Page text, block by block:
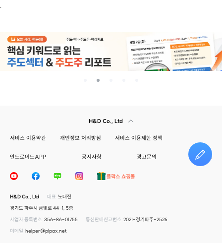
.
H&D Co., Ltd
서비스 이용약관 개인정보 처리방침 서비스 이용제한 정책
안드로이드APP 공지사항 광고문의 건의하기
H&D Co., Ltd 대표 노대진
경기도 파주시 금빛로 44-1, 5층
사업자 등록번호 356-86-01755 통신판매신고번호 2021-경기파주-2526
이메일 helper@plpax.net